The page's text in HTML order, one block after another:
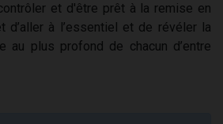
et d'être prêt à la remise en
d’aller à l’essentiel et de révéler la
au plus profond de chacun d’entre